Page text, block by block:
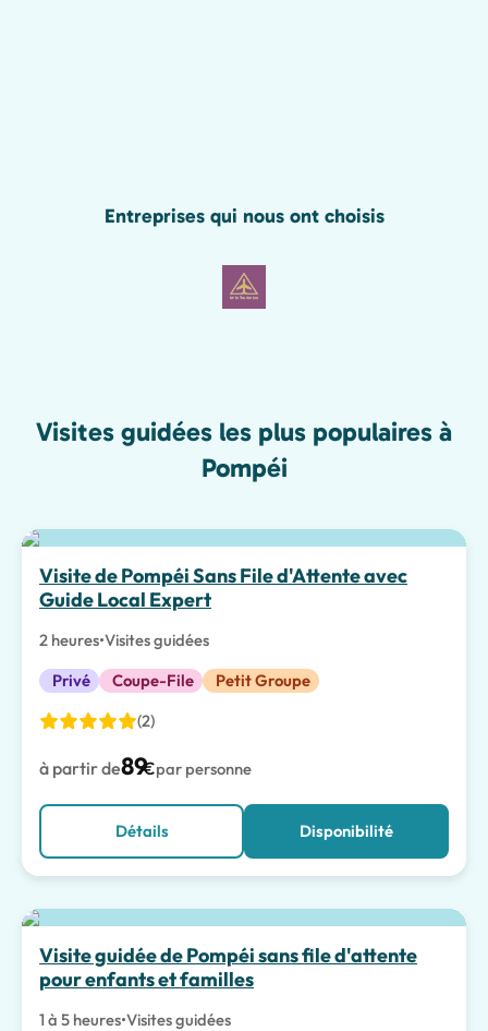
Entreprises qui nous ont choisis
Visites guidées les plus populaires à
Pompéi
Meilleur choix
Visite de Pompéi Sans File d'Attente avec
Guide Local Expert
2 heures•Visites guidées
Privé
Coupe-File
Petit Groupe
(2)
à partir de89€par personne
Détails Disponibilité
Meilleur choix
Visite guidée de Pompéi sans file d'attente
pour enfants et familles
1 à 5 heures•Visites guidées